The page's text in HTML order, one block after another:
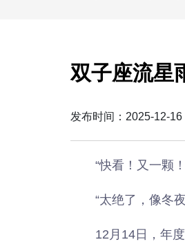
双子座流星
发布时间：2025-12-16
“快看！又一颗
“太绝了，像冬
12月14日，年